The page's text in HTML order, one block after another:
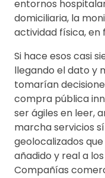
entornos
domiciliaria, la
actividad física, en
Si hace esos casi
llegando el dato y
tomarían
compra pública
ser ágiles en leer,
marcha servicios
geolocalizados
añadido y real a
Compañías